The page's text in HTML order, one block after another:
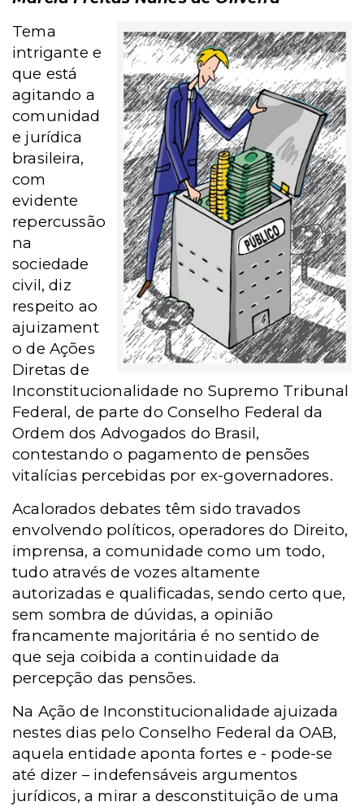
Tema
intrigante e
que está
agitando a
comunidad
e jurídica
brasileira,
com
evidente
repercussão
na
sociedade
civil, diz
respeito ao
ajuizament
o de Ações
Diretas de
Inconstitucionalidade no Supremo Tribunal
Federal, de parte do Conselho Federal da
Ordem dos Advogados do Brasil,
contestando o pagamento de pensões
vitalícias percebidas por ex-governadores.
Acalorados debates têm sido travados
envolvendo políticos, operadores do Direito,
imprensa, a comunidade como um todo,
tudo através de vozes altamente
autorizadas e qualificadas, sendo certo que,
sem sombra de dúvidas, a opinião
francamente majoritária é no sentido de
que seja coibida a continuidade da
percepção das pensões.
Na Ação de Inconstitucionalidade ajuizada
nestes dias pelo Conselho Federal da OAB,
aquela entidade aponta fortes e - pode-se
até dizer – indefensáveis argumentos
jurídicos, a mirar a desconstituição de uma